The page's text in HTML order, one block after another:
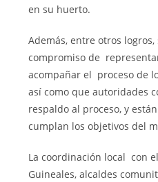
en su huerto.
Además, entre otros
compromiso de
acompañar el proceso de
así como que autoridades
respaldo al proceso, y
cumplan los objetivos del
La coordinación local con
Guineales, alcaldes